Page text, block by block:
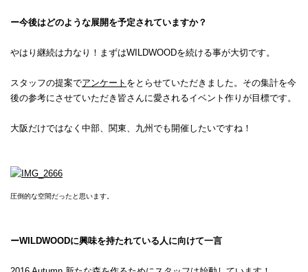
ー今後はどのような展開を予定されていますか？
やはり継続は力なり！まずはWILDWOODを続ける事が大切です。
スタッフの提案でアンケート をとらせていただきました。その集計を今
後の参考にさせていただき皆さんに愛されるイベント作りが目標です。
大阪だけではなく中部、関東、九州でも開催したいですね！
圧倒的な空間だったと思います。
ーWILDWOODに興味を持たれている人に向けて一言